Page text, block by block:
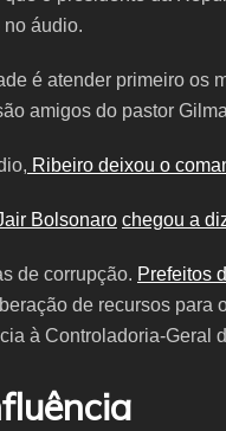
no áudio.
é atender primeiro os
amigos do pastor
Ribeiro deixou o
Bolsonaro chegou a
de corrupção. Prefeitos
de recursos
à Controladoria-Geral